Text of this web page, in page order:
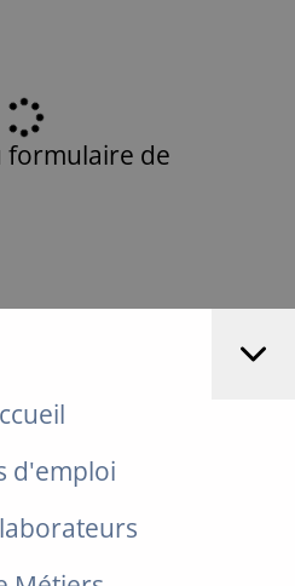
formulaire de
d'emploi